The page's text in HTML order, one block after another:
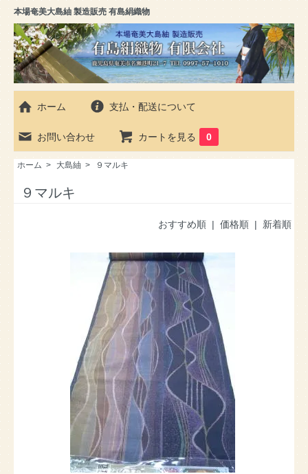
本場奄美大島紬 製造販売 有島絹織物
ホーム 支払・配送について
お問い合わせ カートを見る 0
ホーム > 大島紬 > ９マルキ
９マルキ
おすすめ順 | 価格順| 新着順